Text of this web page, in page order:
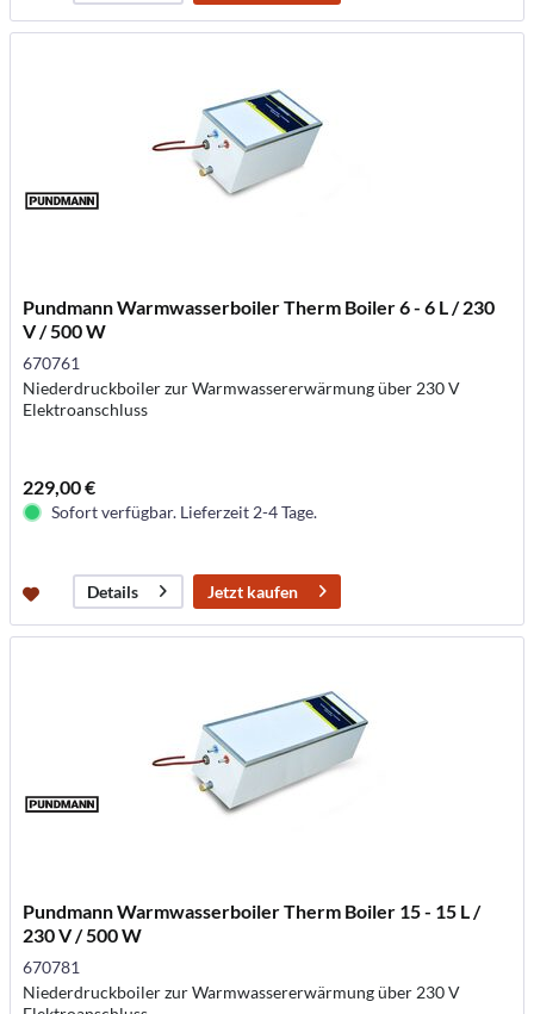
Pundmann Warmwasserboiler Therm Boiler 6 - 6 L / 230
V / 500 W
670761
Niederdruckboiler zur Warmwassererwärmung über 230 V
Elektroanschluss
229,00 €
Sofort verfügbar. Lieferzeit 2-4 Tage.
Details Jetzt kaufen
Pundmann Warmwasserboiler Therm Boiler 15 - 15 L /
230 V / 500 W
670781
Niederdruckboiler zur Warmwassererwärmung über 230 V